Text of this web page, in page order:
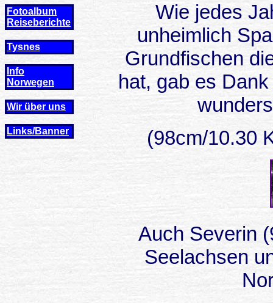
Fotoalbum
Reiseberichte
Tysnes
Info
Norwegen
Wir über uns
Links/Banner
Wie jedes
unheimlich
Grundfischen
hat, gab es
(98cm/10.30
Auch Severin
Seelachsen